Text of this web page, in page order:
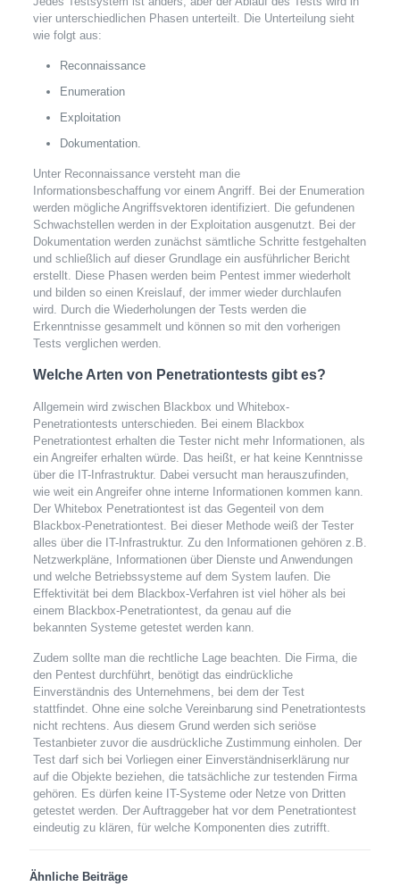
vier unterschiedlichen Phasen unterteilt. Die Unterteilung sieht
wie folgt aus:
Reconnaissance
Enumeration
Exploitation
Dokumentation.
Unter Reconnaissance versteht man die
Informationsbeschaffung vor einem Angriff. Bei der Enumeration
werden mögliche Angriffsvektoren identifiziert. Die gefundenen
Schwachstellen werden in der Exploitation ausgenutzt. Bei der
Dokumentation werden zunächst sämtliche Schritte festgehalten
und schließlich auf dieser Grundlage ein ausführlicher Bericht
erstellt. Diese Phasen werden beim Pentest immer wiederholt
und bilden so einen Kreislauf, der immer wieder durchlaufen
wird. Durch die Wiederholungen der Tests werden die
Erkenntnisse gesammelt und können so mit den vorherigen
Tests verglichen werden.
Welche Arten von Penetrationtests gibt es?
Allgemein wird zwischen Blackbox und Whitebox-
Penetrationtests unterschieden. Bei einem Blackbox
Penetrationtest erhalten die Tester nicht mehr Informationen, als
ein Angreifer erhalten würde. Das heißt, er hat keine Kenntnisse
über die IT-Infrastruktur. Dabei versucht man herauszufinden,
wie weit ein Angreifer ohne interne Informationen kommen kann.
Der Whitebox Penetrationtest ist das Gegenteil von dem
Blackbox-Penetrationtest. Bei dieser Methode weiß der Tester
alles über die IT-Infrastruktur. Zu den Informationen gehören z.B.
Netzwerkpläne, Informationen über Dienste und Anwendungen
und welche Betriebssysteme auf dem System laufen. Die
Effektivität bei dem Blackbox-Verfahren ist viel höher als bei
einem Blackbox-Penetrationtest, da genau auf die
bekannten Systeme getestet werden kann.
Zudem sollte man die rechtliche Lage beachten. Die Firma, die
den Pentest durchführt, benötigt das eindrückliche
Einverständnis des Unternehmens, bei dem der Test
stattfindet. Ohne eine solche Vereinbarung sind Penetrationtests
nicht rechtens. Aus diesem Grund werden sich seriöse
Testanbieter zuvor die ausdrückliche Zustimmung einholen. Der
Test darf sich bei Vorliegen einer Einverständniserklärung nur
auf die Objekte beziehen, die tatsächliche zur testenden Firma
gehören. Es dürfen keine IT-Systeme oder Netze von Dritten
getestet werden. Der Auftraggeber hat vor dem Penetrationtest
eindeutig zu klären, für welche Komponenten dies zutrifft.
Ähnliche Beiträge